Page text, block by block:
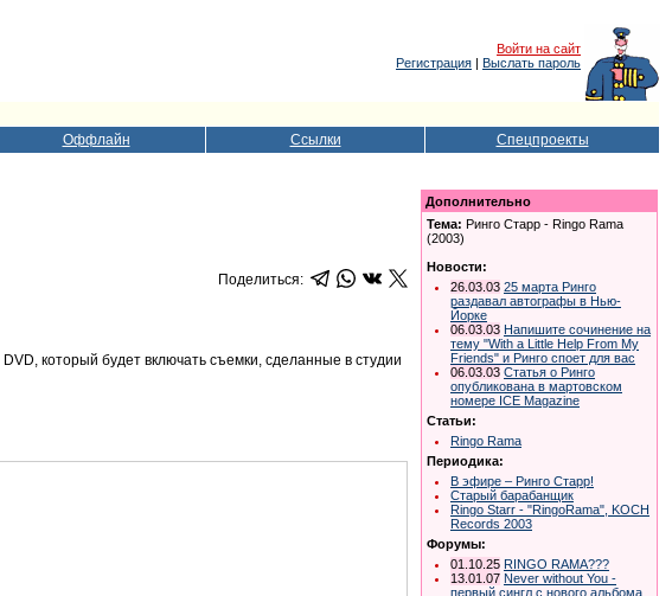
Войти на сайт
Регистрация | Выслать пароль
Оффлайн Ссылки Спецпроекты
Поделиться:
DVD, который будет включать съемки, сделанные в студии
Дополнительно
Тема: Ринго Старр - Ringo Rama
(2003)
Новости:
26.03.03 25 марта Ринго
раздавал автографы в Нью-
Йорке
06.03.03 Напишите сочинение на
тему "With a Little Help From My
Friends" и Ринго споет для вас
06.03.03 Статья о Ринго
опубликована в мартовском
номере ICE Magazine
Статьи:
Ringo Rama
Периодика:
В эфире – Ринго Старр!
Старый барабанщик
Ringo Starr - "RingoRama", KOCH
Records 2003
Форумы:
01.10.25 RINGO RAMA???
13.01.07 Never without You -
первый сингл с нового альбома